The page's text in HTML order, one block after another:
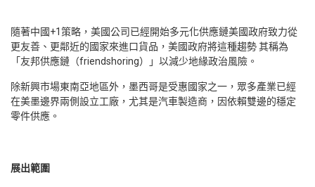
隨著中國+1策略，美國公司已經開始多元化供應鏈美國政府致力從
更友善、更鄰近的國家來進口貨品，美國政府將這種趨勢 其稱為
「友邦供應鏈（friendshoring）」以減少地緣政治風險。
除新興市場東南亞地區外，墨西哥是受惠國家之一，眾多產業已經
在美墨邊界兩側設立工廠，尤其是汽車製造商，因依賴雙邊的穩定
零件供應。
展出範圍